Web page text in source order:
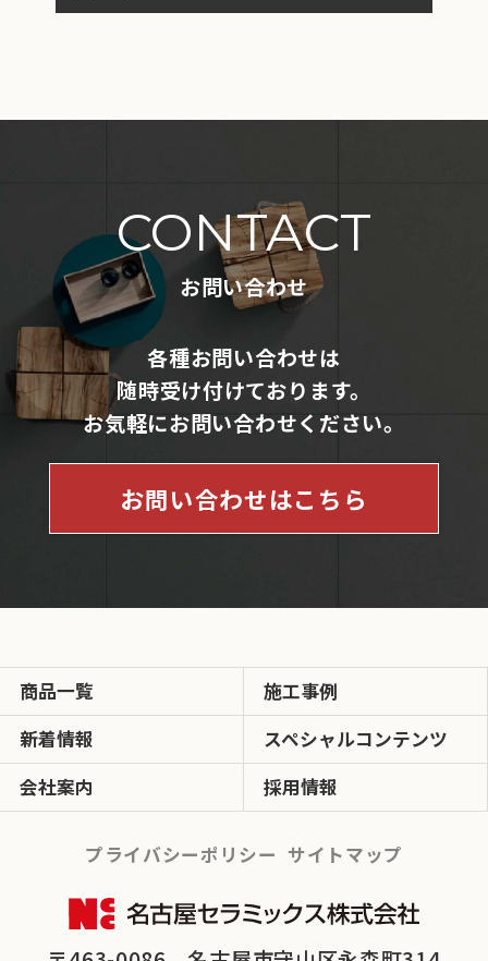
CONTACT
お問い合わせ
各種お問い合わせは
随時受け付けております。
お気軽にお問い合わせください。
お問い合わせはこちら
商品一覧
施工事例
新着情報
スペシャルコンテンツ
会社案内
採用情報
プライバシーポリシー サイトマップ